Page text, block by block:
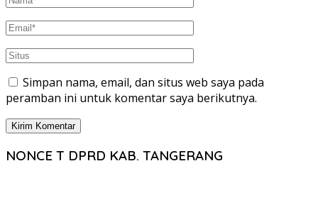
Simpan nama, email, dan situs web saya pada
peramban ini untuk komentar saya berikutnya.
NONCE T DPRD KAB. TANGERANG